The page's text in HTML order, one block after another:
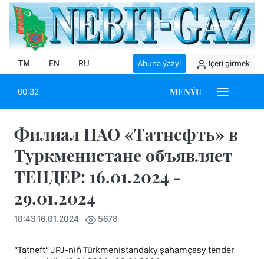
TM EN RU Abuna ýazyl Içeri girmek
00:32 MENÝU
Филиал ПАО «Татнефть» в
Туркменистане объявляет
ТЕНДЕР: 16.01.2024 -
29.01.2024
10:43 16.01.2024 5678
“Tatneft” JPJ-niň Türkmenistandaky şahamçasy tender